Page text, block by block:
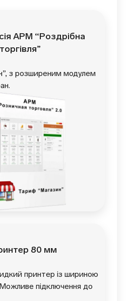
АРМ “Роздрібна
торгівля”
з розширеним модулем
80 мм
принтер із шириною
підключення до